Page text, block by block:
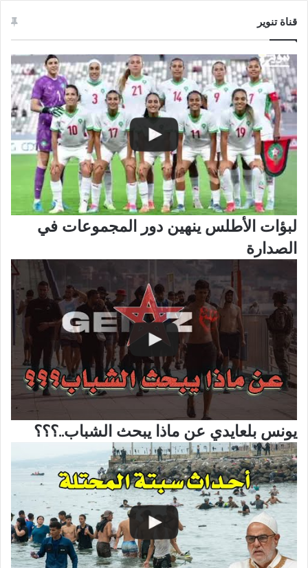
قناة تنوير
لبؤات الأطلس ينهين دور المجموعات في
الصدارة
يونس بلعايدي عن ماذا يبحث الشباب..؟؟؟